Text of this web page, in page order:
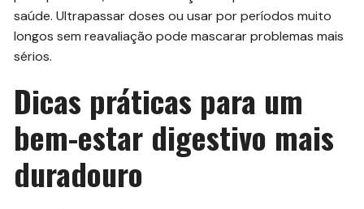
saúde. Ultrapassar doses ou usar por períodos muito
longos sem reavaliação pode mascarar problemas mais
sérios.
Dicas práticas para um
bem-estar digestivo mais
duradouro